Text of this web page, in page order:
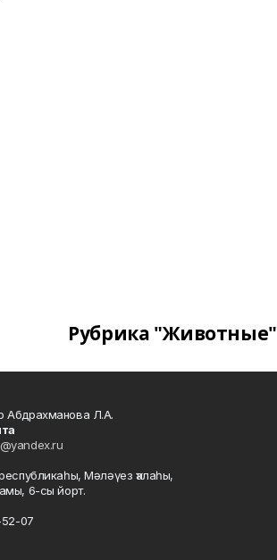
Рубрика "Животные"
Абдрахманова Л.А.
Мәләүез ҡалаһы,
6-сы йорт.
07